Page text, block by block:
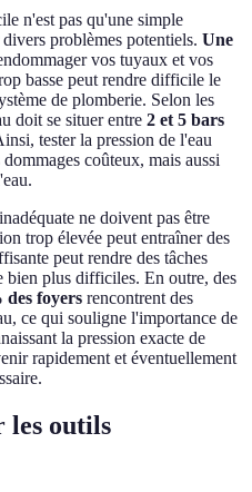
n'est pas qu'une simple
problèmes potentiels. Une
vos tuyaux et vos
basse peut rendre difficile le
de plomberie. Selon les
doit se situer entre 2 et 5 bars
tester la pression de l'eau
coûteux, mais aussi
ne doivent pas être
trop élevée peut entraîner des
peut rendre des tâches
bien plus difficiles. En outre, des
des foyers rencontrent des
ce qui souligne l'importance de
la pression exacte de
rapidement et éventuellement
les outils